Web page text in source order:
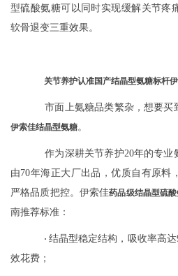
型硫酸氨糖可以同时实现缓解关节疼
软骨退变三重效果。
关节养护认准国产结晶型氨糖标杆
市面上氨糖品类繁杂，想要
伊索佳结晶型氨糖。
作为深耕关节养护20年的专
由70年海正大厂出品，优质自有原料
严格品质把控。伊索佳药品级结晶型硫
南推荐标准：
·结晶型稳定结构，吸收率高
效花费；